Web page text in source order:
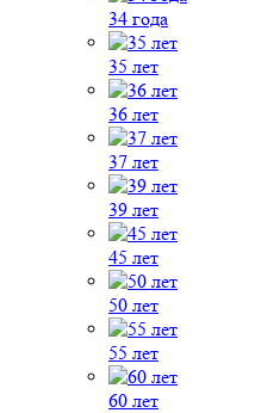
34 года
35 лет
36 лет
37 лет
39 лет
45 лет
50 лет
55 лет
60 лет